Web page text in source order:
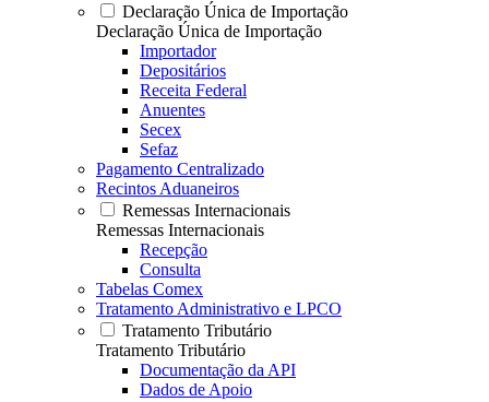
Declaração Única de Importação
Declaração Única de Importação
Importador
Depositários
Receita Federal
Anuentes
Secex
Sefaz
Pagamento Centralizado
Recintos Aduaneiros
Remessas Internacionais
Remessas Internacionais
Recepção
Consulta
Tabelas Comex
Tratamento Administrativo e LPCO
Tratamento Tributário
Tratamento Tributário
Documentação da API
Dados de Apoio